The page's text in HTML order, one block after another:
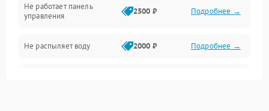
Гигиена
Программное обеспечение
Не работает панель
управления
2500 ₽ Подробнее →
Не распыляет воду 2000 ₽ Подробнее →